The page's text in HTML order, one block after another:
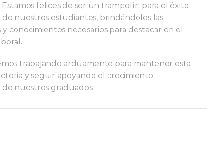
Estamos felices de ser un trampolín para el éxito
de nuestros estudiantes, brindándoles las
y conocimientos necesarios para destacar en el
trabajando arduamente para mantener esta
y seguir apoyando el crecimiento
de nuestros graduados.